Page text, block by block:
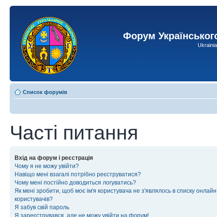
Форум
Список форумів
Часті питання
Вхід на форум і реєстрація
Чому я не можу увійти?
Навіщо мені взагалі потрібно реєструватися?
Чому мені постійно доводиться логуватись?
Як мені зробити, щоб моє ім'я користувача не з'являлось в списку онлайн
користувачів?
Я забув свій пароль
Я зареєструвався, але не можу увійти на форум!